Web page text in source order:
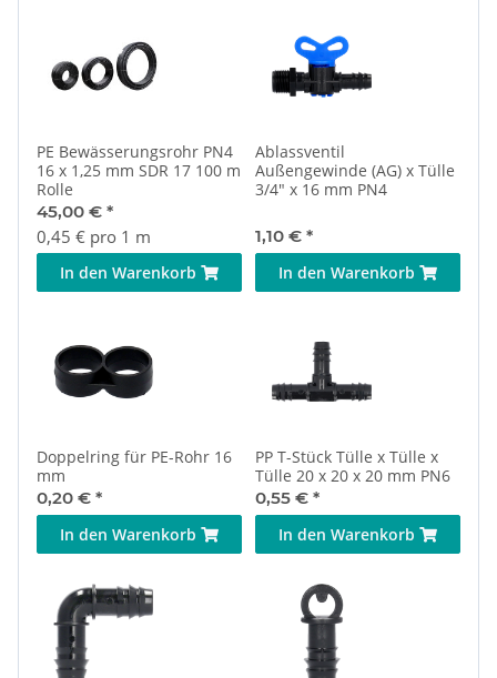
PE Bewässerungsrohr PN4
16 x 1,25 mm SDR 17 100 m
Rolle
45,00 € *
0,45 € pro 1 m
In den Warenkorb
Ablassventil
Außengewinde (AG) x Tülle
3/4" x 16 mm PN4
1,10 € *
In den Warenkorb
Doppelring für PE-Rohr 16
mm
0,20 € *
In den Warenkorb
PP T-Stück Tülle x Tülle x
Tülle 20 x 20 x 20 mm PN6
0,55 € *
In den Warenkorb